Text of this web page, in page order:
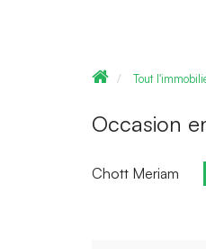
Tout
Occasion
Chott Meriam